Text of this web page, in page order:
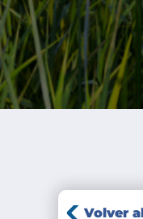
Volver